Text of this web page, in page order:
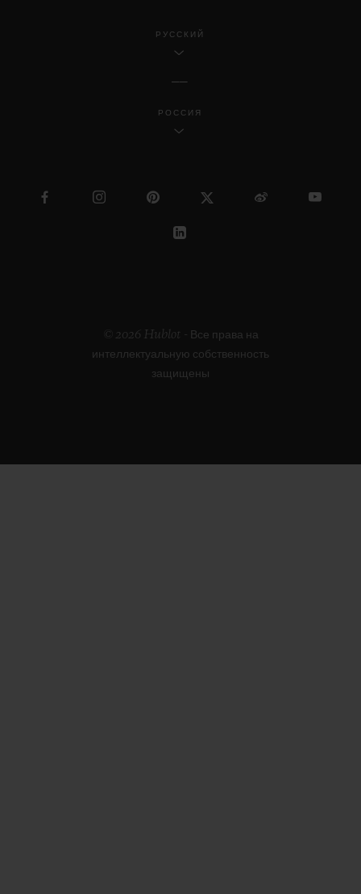
РУССКИЙ
РОССИЯ
© 2026 Hublot - Все права на
интеллектуальную собственность
защищены